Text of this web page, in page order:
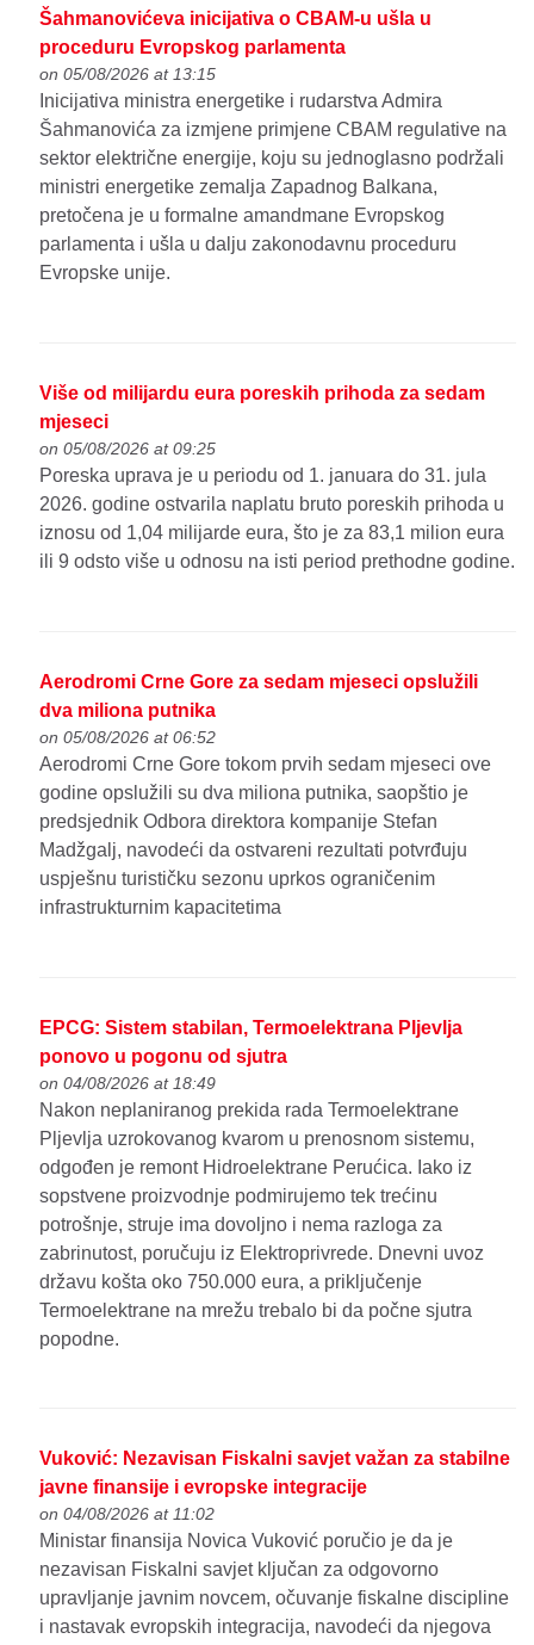
Šahmanovićeva inicijativa o CBAM-u ušla u
proceduru Evropskog parlamenta
on 05/08/2026 at 13:15
Inicijativa ministra energetike i rudarstva Admira
Šahmanovića za izmjene primjene CBAM regulative na
sektor električne energije, koju su jednoglasno podržali
ministri energetike zemalja Zapadnog Balkana,
pretočena je u formalne amandmane Evropskog
parlamenta i ušla u dalju zakonodavnu proceduru
Evropske unije.
Više od milijardu eura poreskih prihoda za sedam
mjeseci
on 05/08/2026 at 09:25
Poreska uprava je u periodu od 1. januara do 31. jula
2026. godine ostvarila naplatu bruto poreskih prihoda u
iznosu od 1,04 milijarde eura, što je za 83,1 milion eura
ili 9 odsto više u odnosu na isti period prethodne godine.
Aerodromi Crne Gore za sedam mjeseci opslužili
dva miliona putnika
on 05/08/2026 at 06:52
Aerodromi Crne Gore tokom prvih sedam mjeseci ove
godine opslužili su dva miliona putnika, saopštio je
predsjednik Odbora direktora kompanije Stefan
Madžgalj, navodeći da ostvareni rezultati potvrđuju
uspješnu turističku sezonu uprkos ograničenim
infrastrukturnim kapacitetima
EPCG: Sistem stabilan, Termoelektrana Pljevlja
ponovo u pogonu od sjutra
on 04/08/2026 at 18:49
Nakon neplaniranog prekida rada Termoelektrane
Pljevlja uzrokovanog kvarom u prenosnom sistemu,
odgođen je remont Hidroelektrane Perućica. Iako iz
sopstvene proizvodnje podmirujemo tek trećinu
potrošnje, struje ima dovoljno i nema razloga za
zabrinutost, poručuju iz Elektroprivrede. Dnevni uvoz
državu košta oko 750.000 eura, a priključenje
Termoelektrane na mrežu trebalo bi da počne sjutra
popodne.
Vuković: Nezavisan Fiskalni savjet važan za stabilne
javne finansije i evropske integracije
on 04/08/2026 at 11:02
Ministar finansija Novica Vuković poručio je da je
nezavisan Fiskalni savjet ključan za odgovorno
upravljanje javnim novcem, očuvanje fiskalne discipline
i nastavak evropskih integracija, navodeći da njegova